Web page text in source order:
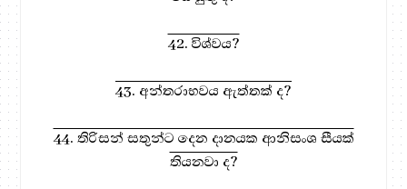
42. විශ්වය?
43. අන්තරාභවය ඇත්තක් ද?
44. තිරිසන් සතුන්ට දෙන දානයක ආනිසංශ සීයක්
තියනවා ද?